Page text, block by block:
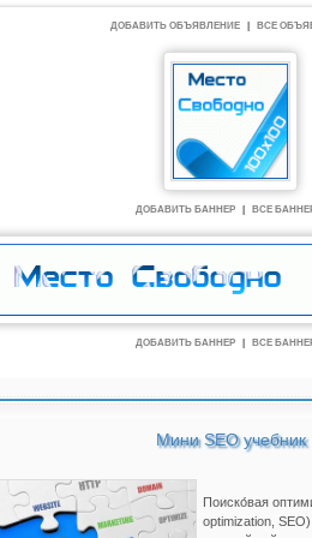
ДОБАВИТЬ ОБЪЯВЛЕНИЕ ВСЕ
ДОБАВИТЬ БАННЕР ВСЕ
ДОБАВИТЬ БАННЕР ВСЕ
Мини SEO учебник
Поиско́вая
optimization,